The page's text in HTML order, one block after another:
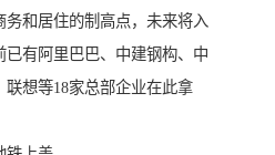
和居住的制高点，未来将入
已有阿里巴巴、中建钢构、中
想等18家总部企业在此拿